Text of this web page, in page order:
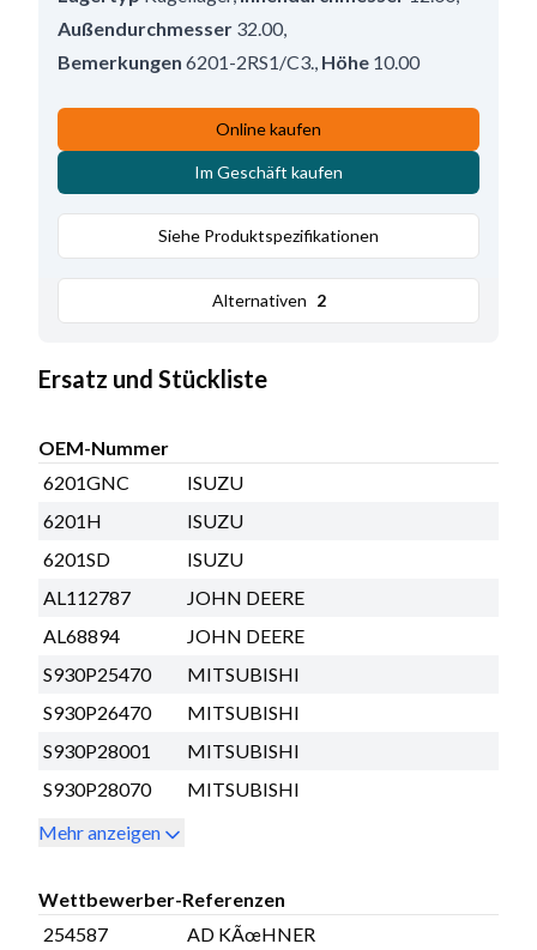
Außendurchmesser 32.00,
Bemerkungen 6201-2RS1/C3., Höhe 10.00
Online kaufen
Im Geschäft kaufen
Siehe Produktspezifikationen
Alternativen 2
Ersatz und Stückliste
OEM-Nummer
6201GNC
ISUZU
6201H
ISUZU
6201SD
ISUZU
AL112787
JOHN DEERE
AL68894
JOHN DEERE
S930P25470
MITSUBISHI
S930P26470
MITSUBISHI
S930P28001
MITSUBISHI
S930P28070
MITSUBISHI
Mehr anzeigen
Wettbewerber-Referenzen
254587
AD KÃœHNER